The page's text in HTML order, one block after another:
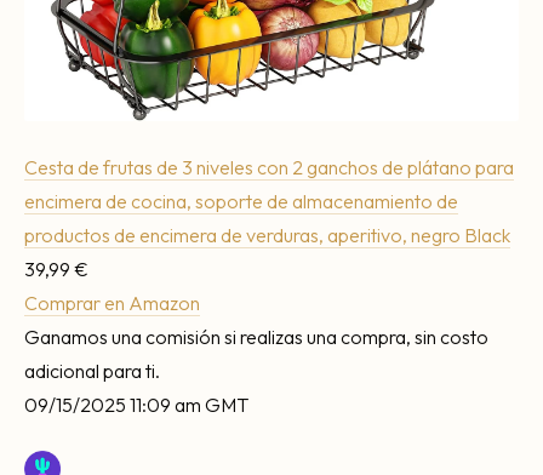
Cesta de frutas de 3 niveles con 2 ganchos de plátano para
encimera de cocina, soporte de almacenamiento de
productos de encimera de verduras, aperitivo, negro Black
39,99 €
Comprar en Amazon
Ganamos una comisión si realizas una compra, sin costo
adicional para ti.
09/15/2025 11:09 am GMT